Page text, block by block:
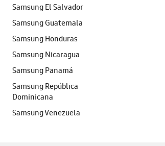
Samsung El Salvador
Samsung Guatemala
Samsung Honduras
Samsung Nicaragua
Samsung Panamá
Samsung República
Dominicana
Samsung Venezuela